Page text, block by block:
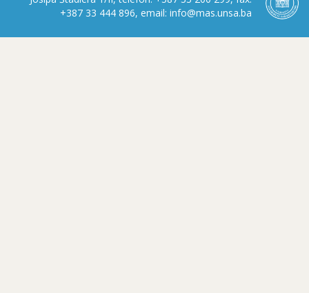
+387 33 444 896, email: info@mas.unsa.ba